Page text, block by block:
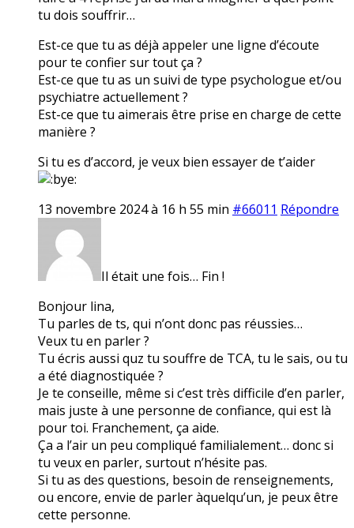
tu dois souffrir…
Est-ce que tu as déjà appeler une ligne d’écoute
pour te confier sur tout ça ?
Est-ce que tu as un suivi de type psychologue et/ou
psychiatre actuellement ?
Est-ce que tu aimerais être prise en charge de cette
manière ?
Si tu es d’accord, je veux bien essayer de t’aider
13 novembre 2024 à 16 h 55 min #66011 Répondre
Il était une fois… Fin !
Bonjour lina,
Tu parles de ts, qui n’ont donc pas réussies…
Veux tu en parler ?
Tu écris aussi quz tu souffre de TCA, tu le sais, ou tu
a été diagnostiquée ?
Je te conseille, même si c’est très difficile d’en parler,
mais juste à une personne de confiance, qui est là
pour toi. Franchement, ça aide.
Ça a l’air un peu compliqué familialement… donc si
tu veux en parler, surtout n’hésite pas.
Si tu as des questions, besoin de renseignements,
ou encore, envie de parler àquelqu’un, je peux être
cette personne.